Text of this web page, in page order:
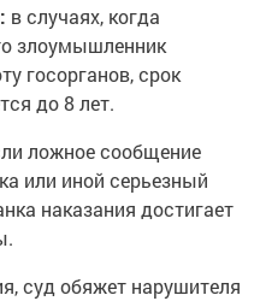
в случаях, когда
злоумышленник
госорганов, срок
до 8 лет.
ложное сообщение
или иной серьезный
наказания достигает
суд обяжет нарушителя